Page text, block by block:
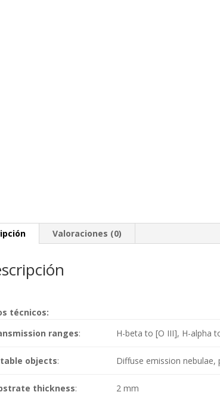
Valoraciones (0)
técnicos:
ranges: H-beta to [O III], H-alpha
objects: Diffuse emission
thickness: 2 mm